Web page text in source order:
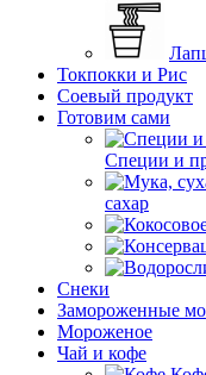
Токпокки и Рис
Соевый продукт
Готовим сами
Специи и
сахар
Снеки
Замороженные
Мороженое
Чай и кофе